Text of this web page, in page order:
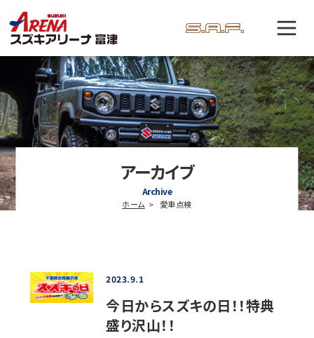
アーカイブ
Archive
ホーム 愛車点検
2023.9.1
今日からスズキの日！！特典
盛り沢山！！